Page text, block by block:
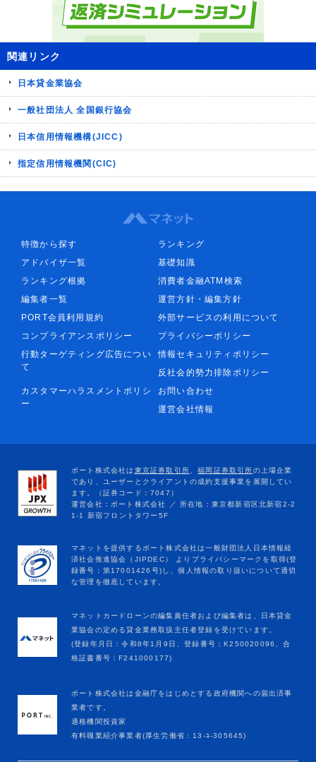
関連リンク
日本貸金業協会
一般社団法人 全国銀行協会
日本信用情報機構(JICC)
指定信用情報機関(CIC)
特徴から探す
ランキング
アドバイザ一覧
基礎知識
ランキング根拠
消費者金融ATM検索
編集者一覧
運営方針・編集方針
PORT会員利用規約
外部サービスの利用について
コンプライアンスポリシー
プライバシーポリシー
行動ターゲティング広告につい
て
情報セキュリティポリシー
反社会的勢力排除ポリシー
カスタマーハラスメントポリシ
ー
お問い合わせ
運営会社情報
マネットカードローンの編集責任者および編集者は、日本貸金
業協会の定める貸金業務取扱主任者登録を受けています。
(登録年月日：令和8年1月9日、登録番号：K250020096、合
格証書番号：F241000177)
ポート株式会社は金融庁をはじめとする政府機関への届出済事
業者です。
適格機関投資家
有料職業紹介事業者(厚生労働省：13-ﾕ-305645)